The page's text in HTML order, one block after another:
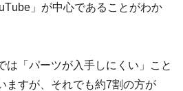
」が中心であることがわか
は「パーツが入手しにくい」こと
ますが、それでも約7割の方が